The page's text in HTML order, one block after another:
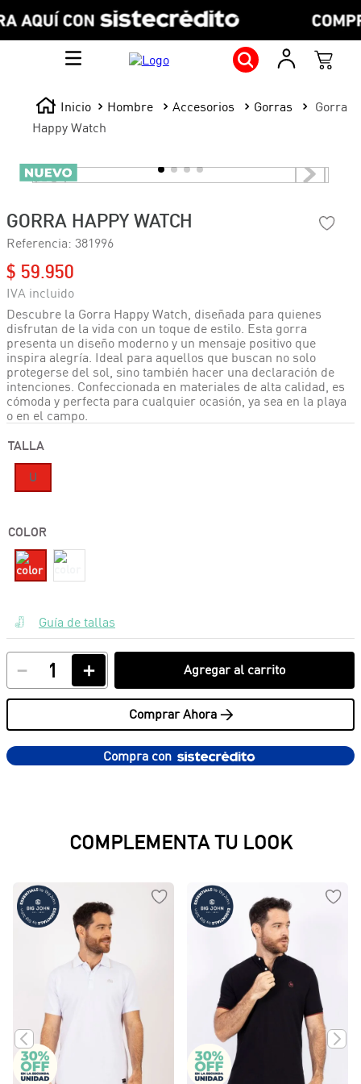
Hombre Accesorios Gorras
Gorra
Happy Watch
GORRA HAPPY WATCH
Referencia: 381996
$ 59 950
Descubre la Gorra Happy Watch, diseñada para quienes
disfrutan de la vida con un toque de estilo. Esta gorra
presenta un diseño moderno y un mensaje positivo que
inspira alegría. Ideal para aquellos que buscan no solo
protegerse del sol, sino también hacer una declaración de
intenciones. Confeccionada en materiales de alta calidad, es
cómoda y perfecta para cualquier ocasión, ya sea en la playa
o en el campo.
TALLA
U
COLOR
Guía de tallas
＋
－ Agregar al carrito
Comprar Ahora >
Compra con
$ 59.950
Gorra Fashion BGJHN
$ 59 950
COMPLEMENTA TU LOOK